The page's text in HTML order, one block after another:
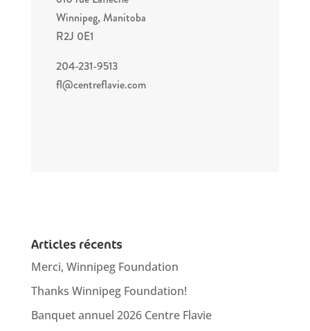
Winnipeg, Manitoba
R2J 0E1
204-231-9513
fl@centreflavie.com
Articles récents
Merci, Winnipeg Foundation
Thanks Winnipeg Foundation!
Banquet annuel 2026 Centre Flavie